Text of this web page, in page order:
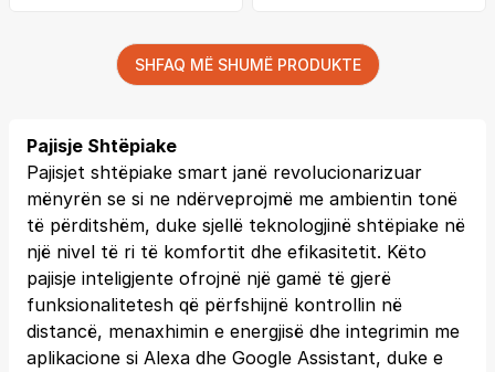
SHFAQ MË SHUMË PRODUKTE
Pajisje Shtëpiake
Pajisjet shtëpiake smart janë revolucionarizuar
mënyrën se si ne ndërveprojmë me ambientin tonë
të përditshëm, duke sjellë teknologjinë shtëpiake në
një nivel të ri të komfortit dhe efikasitetit. Këto
pajisje inteligjente ofrojnë një gamë të gjerë
funksionalitetesh që përfshijnë kontrollin në
distancë, menaxhimin e energjisë dhe integrimin me
aplikacione si Alexa dhe Google Assistant, duke e